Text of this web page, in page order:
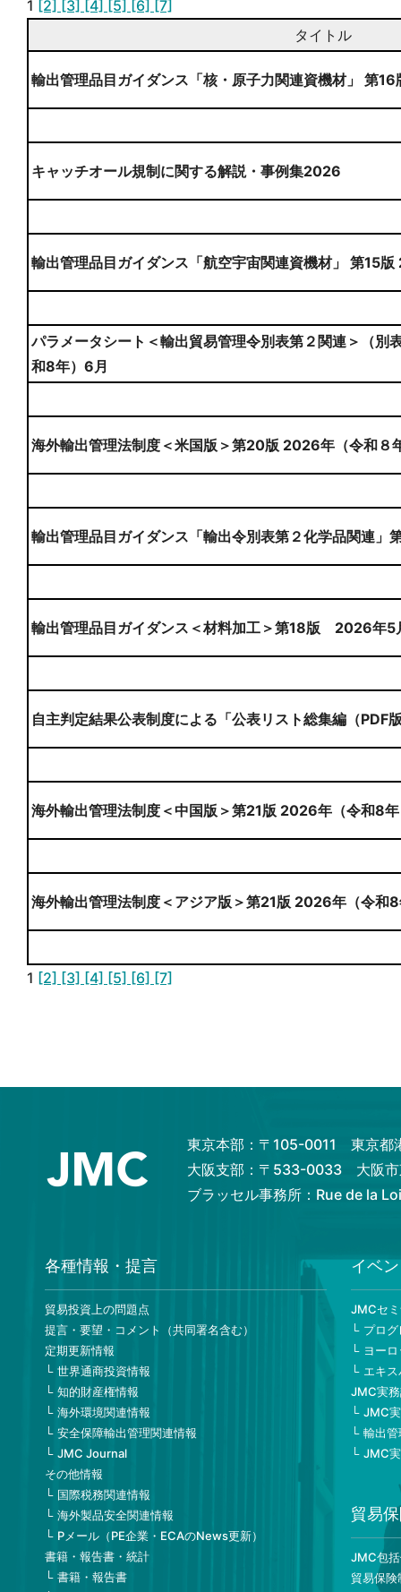
1 [2] [3] [4] [5] [6] [7]
タイトル
輸出管理品目ガイダンス「核・原子力関連資機材」 第
キャッチオール規制に関する解説・事例集2026
輸出管理品目ガイダンス「航空宇宙関連資機材」 第15
パラメータシート＜輸出貿易管理令別表第２関連＞（
和8年）6月
海外輸出管理法制度＜米国版＞第20版 2026年（令和８
輸出管理品目ガイダンス「輸出令別表第２化学品関連」
輸出管理品目ガイダンス＜材料加工＞第18版 2026年5
自主判定結果公表制度による「公表リスト総集編（PDF
海外輸出管理法制度＜中国版＞第21版 2026年（令和8
海外輸出管理法制度＜アジア版＞第21版 2026年（令和
1 [2] [3] [4] [5] [6] [7]
東京本部：〒105-0011 東京都
大阪支部：〒533-0033 大阪市
ブラッセル事務所：Rue de la
各種情報・提言
貿易投資上の問題点
提言・要望・コメント（共同署名含む）
定期更新情報
世界通商投資情報
知的財産権情報
海外環境関連情報
安全保障輸出管理関連情報
JMC Journal
その他情報
国際税務関連情報
海外製品安全関連情報
Pメール（PE企業・ECAのNews更新）
書籍・報告書・統計
書籍・報告書
イベ
JMCセ
プロ
ヨー
エキ
JMC実
JMC
輸出
JMC
貿易
JMC包
貿易保険